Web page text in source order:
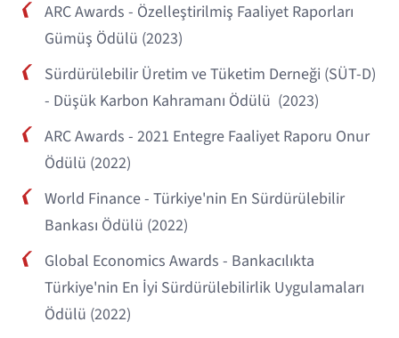
ARC Awards - Özelleştirilmiş Faaliyet Raporları
Gümüş Ödülü (2023)
Sürdürülebilir Üretim ve Tüketim Derneği (SÜT-D)
- Düşük Karbon Kahramanı Ödülü (2023)
ARC Awards - 2021 Entegre Faaliyet Raporu Onur
Ödülü (2022)
World Finance - Türkiye'nin En Sürdürülebilir
Bankası Ödülü (2022)
Global Economics Awards - Bankacılıkta
Türkiye'nin En İyi Sürdürülebilirlik Uygulamaları
Ödülü (2022)